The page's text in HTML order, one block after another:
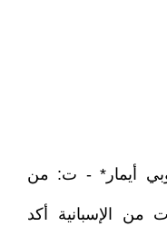
أيمار* - ت: من
ت من الإسبانية أكد